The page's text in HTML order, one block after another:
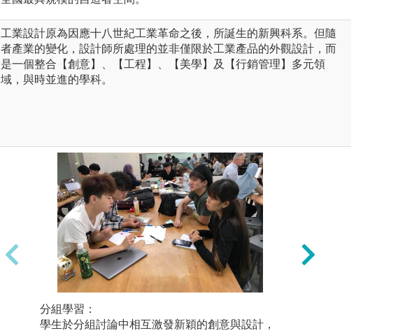
工業設計原為因應十八世紀工業革命之後，所誕生的新興科系。但隨
者產業的變化，設計師所處理的並非僅限於工業產品的外觀設計，而
是一個整合【創意】、【工程】、【美學】及【行銷管理】多元領
域，與時並進的學科。
團隊學習：透過分組教學活動、團隊討論、競賽
展演促成此能力之養成。
分組學習：
學生於分組討論中相互激發新穎的創意與設計，